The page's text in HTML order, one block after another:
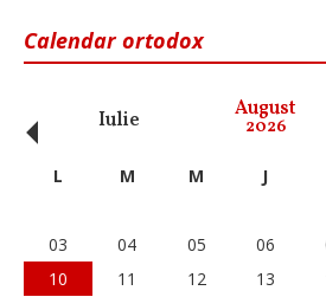
Calendar ortodox
Iulie August
2026
‹ L M M J
03
04 05 06
10
11 12 13